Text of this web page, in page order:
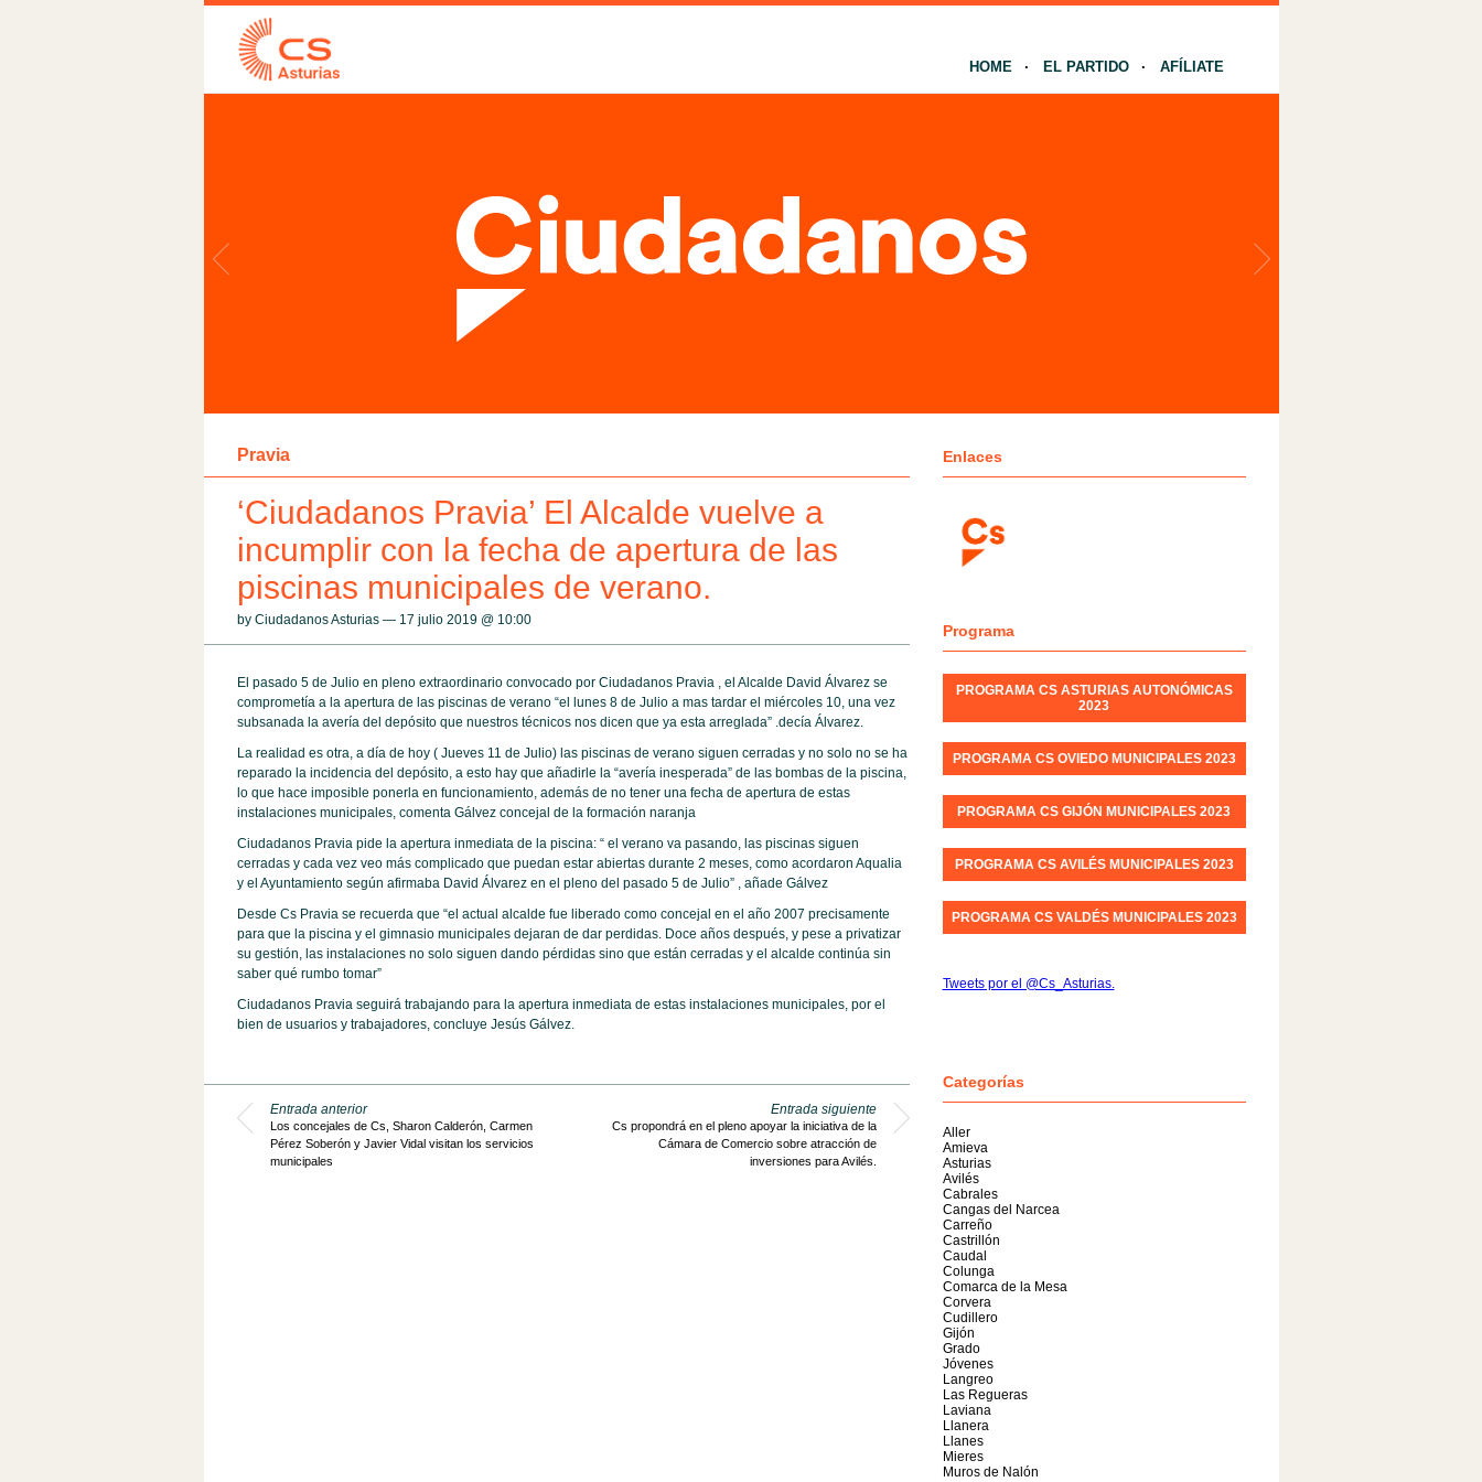
HOME EL PARTIDO AFÍLIATE
Pravia
‘Ciudadanos Pravia’ El Alcalde vuelve a
incumplir con la fecha de apertura de las
piscinas municipales de verano.
by Ciudadanos Asturias — 17 julio 2019 @ 10:00
El pasado 5 de Julio en pleno extraordinario convocado por Ciudadanos Pravia , el Alcalde David Álvarez se
comprometía a la apertura de las piscinas de verano “el lunes 8 de Julio a mas tardar el miércoles 10, una vez
subsanada la avería del depósito que nuestros técnicos nos dicen que ya esta arreglada” .decía Álvarez.
La realidad es otra, a día de hoy ( Jueves 11 de Julio) las piscinas de verano siguen cerradas y no solo no se ha
reparado la incidencia del depósito, a esto hay que añadirle la “avería inesperada” de las bombas de la piscina,
lo que hace imposible ponerla en funcionamiento, además de no tener una fecha de apertura de estas
instalaciones municipales, comenta Gálvez concejal de la formación naranja
Ciudadanos Pravia pide la apertura inmediata de la piscina: “ el verano va pasando, las piscinas siguen
cerradas y cada vez veo más complicado que puedan estar abiertas durante 2 meses, como acordaron Aqualia
y el Ayuntamiento según afirmaba David Álvarez en el pleno del pasado 5 de Julio” , añade Gálvez
Desde Cs Pravia se recuerda que “el actual alcalde fue liberado como concejal en el año 2007 precisamente
para que la piscina y el gimnasio municipales dejaran de dar perdidas. Doce años después, y pese a privatizar
su gestión, las instalaciones no solo siguen dando pérdidas sino que están cerradas y el alcalde continúa sin
saber qué rumbo tomar”
Ciudadanos Pravia seguirá trabajando para la apertura inmediata de estas instalaciones municipales, por el
bien de usuarios y trabajadores, concluye Jesús Gálvez.
Entrada anterior
Los concejales de Cs, Sharon Calderón, Carmen
Pérez Soberón y Javier Vidal visitan los servicios
municipales
Entrada siguiente
Cs propondrá en el pleno apoyar la iniciativa de la
Cámara de Comercio sobre atracción de
inversiones para Avilés.
Enlaces
Programa
PROGRAMA CS ASTURIAS AUTONÓMICAS
2023
PROGRAMA CS OVIEDO MUNICIPALES 2023
PROGRAMA CS GIJÓN MUNICIPALES 2023
PROGRAMA CS AVILÉS MUNICIPALES 2023
PROGRAMA CS VALDÉS MUNICIPALES 2023
Tweets por el @Cs_Asturias.
Categorías
Aller
Amieva
Asturias
Avilés
Cabrales
Cangas del Narcea
Carreño
Castrillón
Caudal
Colunga
Comarca de la Mesa
Corvera
Cudillero
Gijón
Grado
Jóvenes
Langreo
Las Regueras
Laviana
Llanera
Llanes
Mieres
Muros de Nalón